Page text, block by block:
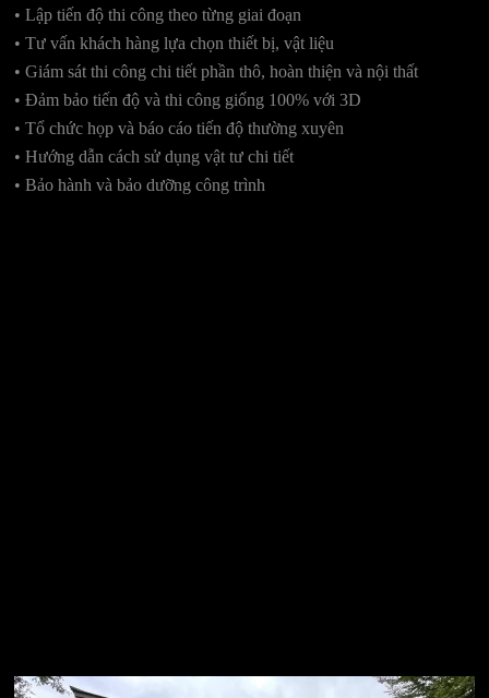
•Lập tiến độ thi công theo từng giai đoạn
• Tư vấn khách hàng lựa chọn thiết bị, vật liệu
• Giám sát thi công chi tiết phần thô, hoàn thiện và nội thất
• Đảm bảo tiến độ và thi công giống 100% với 3D
• Tổ chức họp và báo cáo tiến độ thường xuyên
• Hướng dẫn cách sử dụng vật tư chi tiết
• Bảo hành và bảo dưỡng công trình